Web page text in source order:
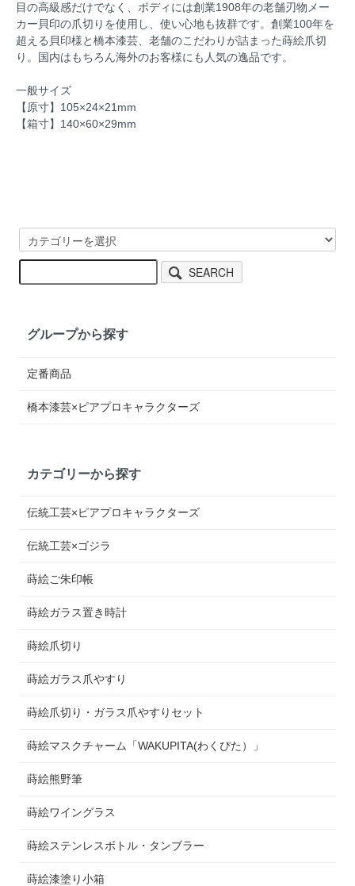
目の高級感だけでなく、ボディには創業1908年の老舗刃物メー
カー貝印の爪切りを使用し、使い心地も抜群です。創業100年を
超える貝印様と橋本漆芸、老舗のこだわりが詰まった蒔絵爪切
り。国内はもちろん海外のお客様にも人気の逸品です。
一般サイズ
【原寸】105×24×21mm
【箱寸】140×60×29mm
SEARCH
グループから探す
定番商品
橋本漆芸×ピアプロキャラクターズ
カテゴリーから探す
伝統工芸×ピアプロキャラクターズ
伝統工芸×ゴジラ
蒔絵ご朱印帳
蒔絵ガラス置き時計
蒔絵爪切り
蒔絵ガラス爪やすり
蒔絵爪切り・ガラス爪やすりセット
蒔絵マスクチャーム「WAKUPITA(わくぴた）」
蒔絵熊野筆
蒔絵ワイングラス
蒔絵ステンレスボトル・タンブラー
蒔絵漆塗り小箱